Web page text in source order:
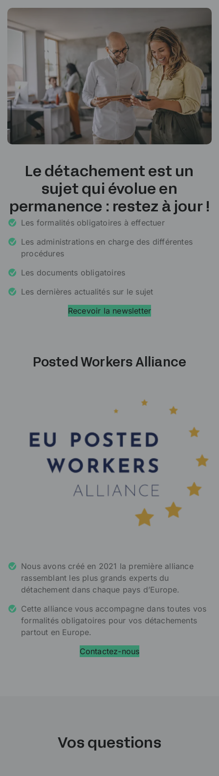
Le détachement est un
sujet qui évolue en
permanence : restez à jour !
Les formalités obligatoires à effectuer
Les administrations en charge des différentes
procédures
Les documents obligatoires
Les dernières actualités sur le sujet
Recevoir la newsletter
Posted Workers Alliance
Nous avons créé en 2021 la première alliance
rassemblant les plus grands experts du
détachement dans chaque pays d’Europe.
Cette alliance vous accompagne dans toutes vos
formalités obligatoires pour vos détachements
partout en Europe.
Contactez-nous
Vos questions